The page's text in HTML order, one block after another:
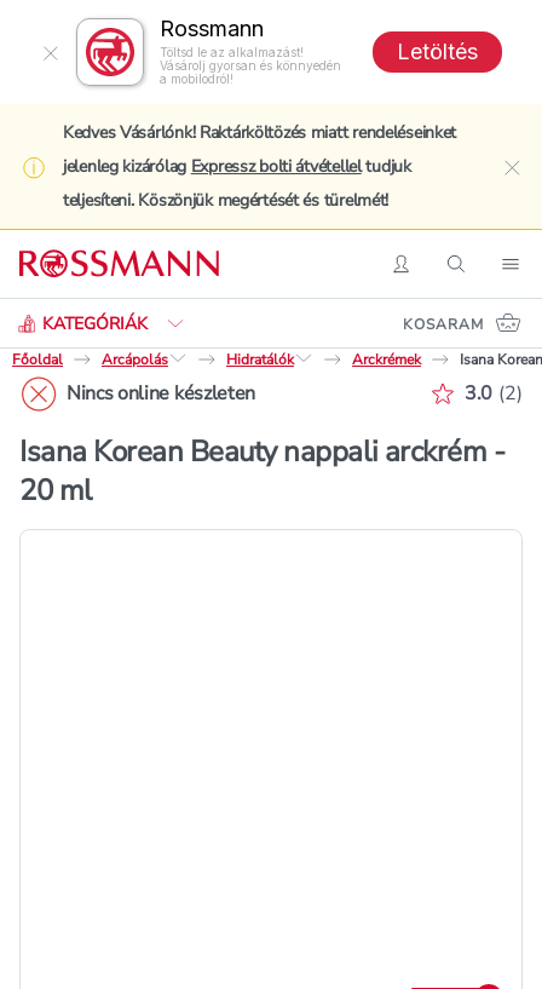
Rossmann
Töltsd le az alkalmazást!
Vásárolj gyorsan és könnyedén
a mobilodról!
Letöltés
Kedves Vásárlónk! Raktárköltözés miatt rendeléseinket
jelenleg kizárólag Expressz bolti átvételleltudjuk
teljesíteni. Köszönjük megértését és türelmét!
BelépésKeresés
KATEGÓRIÁK
Keresés
KOSARAM
Főoldal
Arcápolás Hidratálók Arckrémek Isana
Nincs online készleten 3.0 (2)
Isana Korean Beauty nappali arckrém -
20 ml